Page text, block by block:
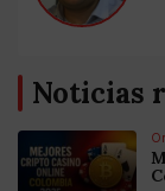
Noticias